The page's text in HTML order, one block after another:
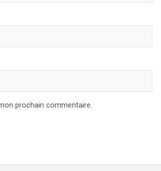
prochain commentaire.